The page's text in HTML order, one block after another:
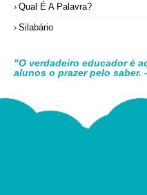
Qual É A Palavra?
Silabário
"O verdadeiro educador é
alunos o prazer pelo saber.